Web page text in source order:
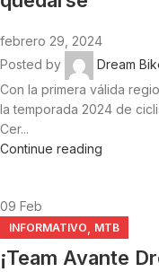
febrero 29, 2024
Posted by
Dream
Con la primera válida
la temporada 2024 de
Cer...
Continue reading
09 Feb
INFORMATIVO MTB
¡Team Avante